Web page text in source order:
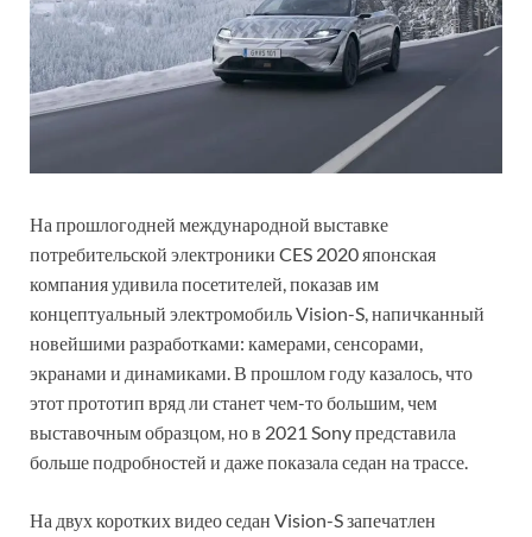
На прошлогодней международной выставке
потребительской электроники CES 2020 японская
компания удивила посетителей, показав им
концептуальный электромобиль Vision-S, напичканный
новейшими разработками: камерами, сенсорами,
экранами и динамиками. В прошлом году казалось, что
этот прототип вряд ли станет чем-то большим, чем
выставочным образцом, но в 2021 Sony представила
больше подробностей и даже показала седан на трассе.
На двух коротких видео седан Vision-S запечатлен